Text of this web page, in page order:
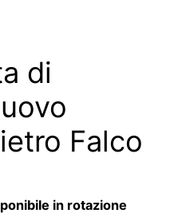
di
Falco
in rotazione